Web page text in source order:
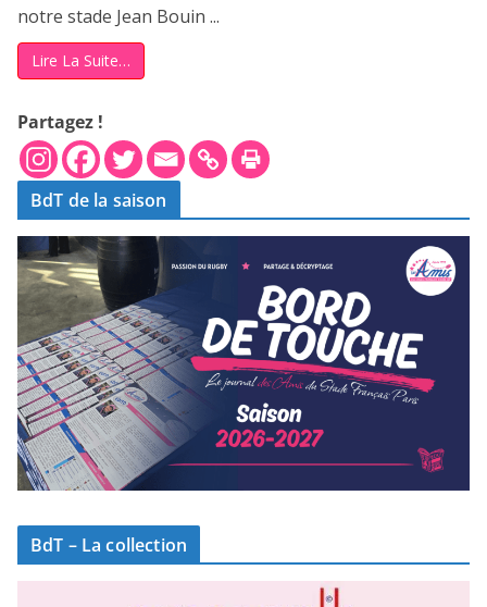
notre stade Jean Bouin ...
Lire La Suite…
Partagez !
BdT de la saison
BdT – La collection